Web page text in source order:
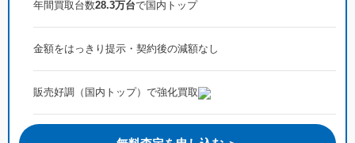
年間買取台数28.3万台で国内トップ
金額をはっきり提示・契約後の減額なし
販売好調（国内トップ）で強化買取